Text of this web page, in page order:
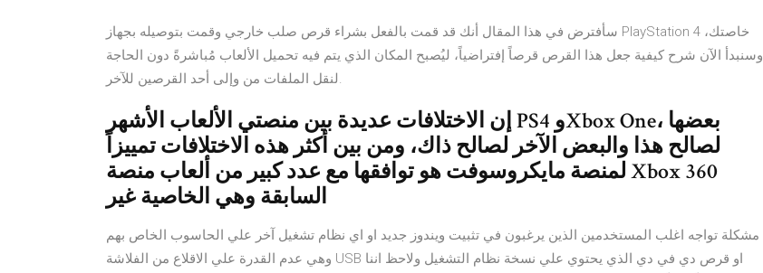
سأفترض في هذا المقال أنك قد قمت بالفعل بشراء قرص صلب خارجي وقمت بتوصيله بجهاز PlayStation 4 خاصتك،
وسنبدأ الآن شرح كيفية جعل هذا القرص قرصاً إفتراضياً، ليُصبح المكان الذي يتم فيه تحميل الألعاب مُباشرةً دون الحاجة
لنقل الملفات من وإلى أحد القرصين للآخر.
إن الاختلافات عديدة بين منصتي الألعاب الأشهر PS4 وXbox One، بعضها
لصالح هذا والبعض الآخر لصالح ذاك، ومن بين أكثر هذه الاختلافات تمييزاً
لمنصة مايكروسوفت هو توافقها مع عدد كبير من ألعاب منصة Xbox 360
السابقة وهي الخاصية غير
مشكلة تواجه اغلب المستخدمين الذين يرغبون في تثبيت ويندوز جديد او اي نظام تشغيل آخر علي الحاسوب الخاص بهم
وهي عدم القدرة علي الاقلاع من الفلاشة USB او قرص دي في دي الذي يحتوي علي نسخة نظام التشغيل ولاحظ اننا